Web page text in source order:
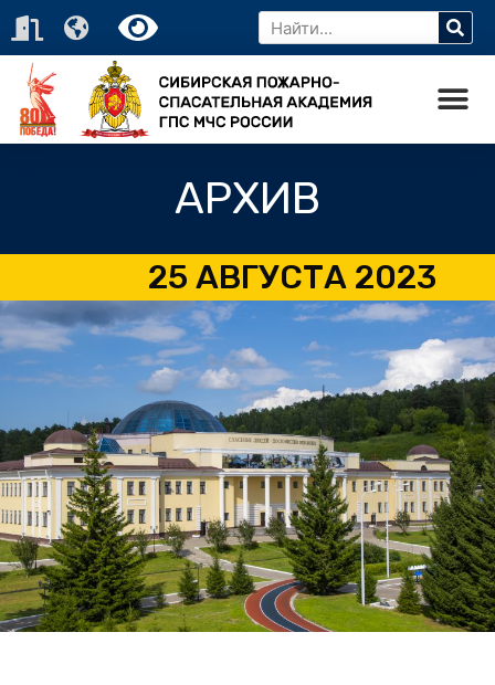
АРХИВ
25 АВГУСТА 2023